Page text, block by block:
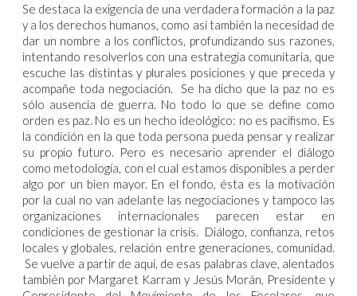
Se destaca la exigencia de una verdadera formación a la paz
y a los derechos humanos, como así también la necesidad de
dar un nombre a los conflictos, profundizando sus razones,
intentando resolverlos con una estrategia comunitaria, que
escuche las distintas y plurales posiciones y que preceda y
acompañe toda negociación. Se ha dicho que la paz no es
sólo ausencia de guerra. No todo lo que se define como
orden es paz. No es un hecho ideológico: no es pacifismo. Es
la condición en la que toda persona pueda pensar y realizar
su propio futuro. Pero es necesario aprender el diálogo
como metodología, con el cual estamos disponibles a perder
algo por un bien mayor. En el fondo, ésta es la motivación
por la cual no van adelante las negociaciones y tampoco las
organizaciones internacionales parecen estar en
condiciones de gestionar la crisis. Diálogo, confianza, retos
locales y globales, relación entre generaciones, comunidad.
Se vuelve a partir de aquí, de esas palabras clave, alentados
también por Margaret Karram y Jesús Morán, Presidente y